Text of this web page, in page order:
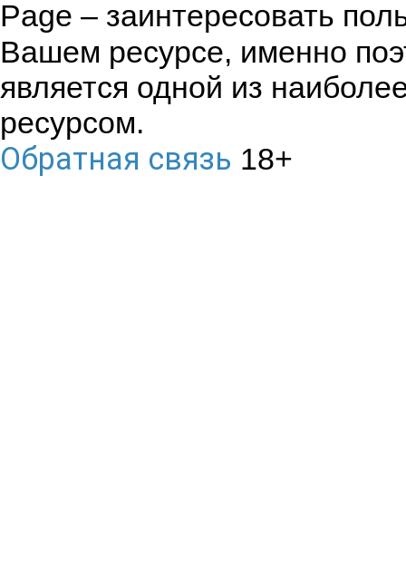
Page – заинтересовать
Вашем ресурсе, именно
является одной из
ресурсом.
Обратная связь 18+